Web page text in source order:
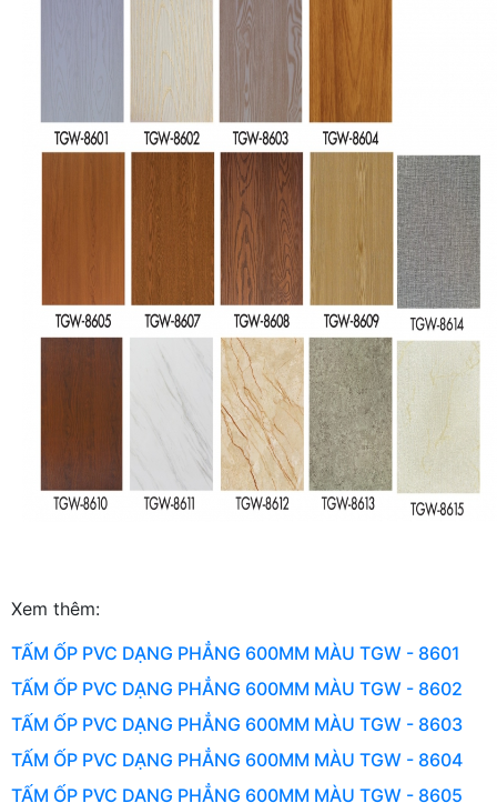
Xem thêm:
TẤM ỐP PVC DẠNG PHẲNG 600MM MÀU TGW - 8601
TẤM ỐP PVC DẠNG PHẲNG 600MM MÀU TGW - 8602
TẤM ỐP PVC DẠNG PHẲNG 600MM MÀU TGW - 8603
TẤM ỐP PVC DẠNG PHẲNG 600MM MÀU TGW - 8604
TẤM ỐP PVC DẠNG PHẲNG 600MM MÀU TGW - 8605